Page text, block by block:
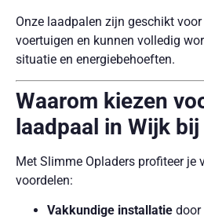
Onze laadpalen zijn geschikt
voertuigen en kunnen volledig
situatie en energiebehoeften.
Waarom kiezen
laadpaal in Wijk
Met Slimme Opladers profiteer je
voordelen:
Vakkundige installatie door